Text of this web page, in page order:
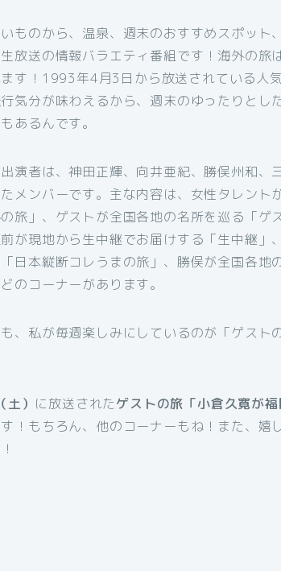
ものから、温泉、週末のおすすめスポット
放送の情報バラエティ番組です！海外の旅
す！1993年4月3日から放送されている人
気分が味わえるから、週末のゆったりとし
あるんです。
演者は、神田正輝、向井亜紀、勝俣州和、
メンバーです。主な内容は、女性タレント
旅」、ゲストが全国各地の名所を巡る「ゲ
が現地から生中継でお届けする「生中継」
日本縦断コレうまの旅」、勝俣が全国各地
のコーナーがあります。
、私が毎週楽しみにしているのが「ゲスト
） に放送されたゲストの旅「小倉久寛が
！もちろん、他のコーナーもね！また、嬉